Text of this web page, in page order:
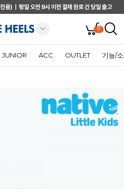
0
JUNIOR ACC OUTLET 기능/